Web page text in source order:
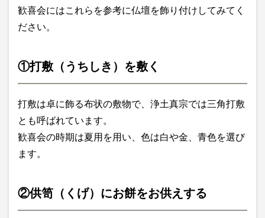
歓喜会にはこれらを参考に仏壇を飾り付けしてみてく
ださい。
①打敷（うちしき）を敷く
打敷は卓に飾る布状の敷物で、浄土真宗では三角打敷
とも呼ばれています。
歓喜会の時期は夏用を用い、色は白や金、青色を選び
ます。
②供笥（くげ）にお餅をお供えする